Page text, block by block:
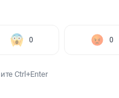
0 0
Ctrl+Enter